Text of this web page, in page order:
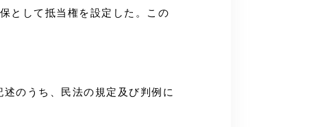
として抵当権を設定した。この
のうち、民法の規定及び判例に